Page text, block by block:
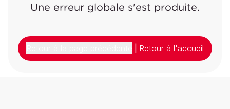
Une erreur globale s'est produite.
Retour à l'accueil